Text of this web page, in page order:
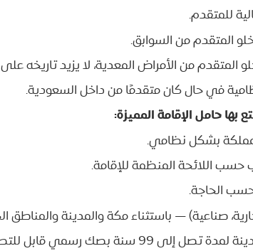
للمتقدم.
المتقدم من السوابق.
من الأمراض المعدية، لا يزيد تاريخه
في حال كان متقدمًا من داخل السعودية.
بها حامل الإقامة المميزة:
بشكل نظامي.
حسب اللائحة المنظمة للإقامة.
حسب الحاجة.
صناعية) — باستثناء مكة والمدينة والمناطق
99 سنة بصك رسمي قابل للتصرف.